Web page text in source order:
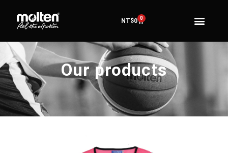
NT$0 0
Our products